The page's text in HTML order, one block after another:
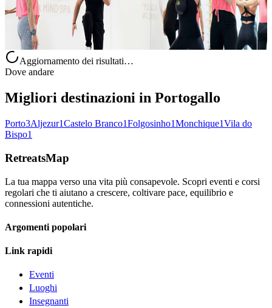
Su richiesta
Porto, Portogallo
Aggiornamento dei risultati…
Dove andare
Migliori destinazioni in Portogallo
Porto3Aljezur1Castelo Branco1Folgosinho1Monchique1Vila do
Bispo1
RetreatsMap
La tua mappa verso una vita più consapevole. Scopri eventi e corsi
regolari che ti aiutano a crescere, coltivare pace, equilibrio e
connessioni autentiche.
Argomenti popolari
Link rapidi
Eventi
Luoghi
Insegnanti